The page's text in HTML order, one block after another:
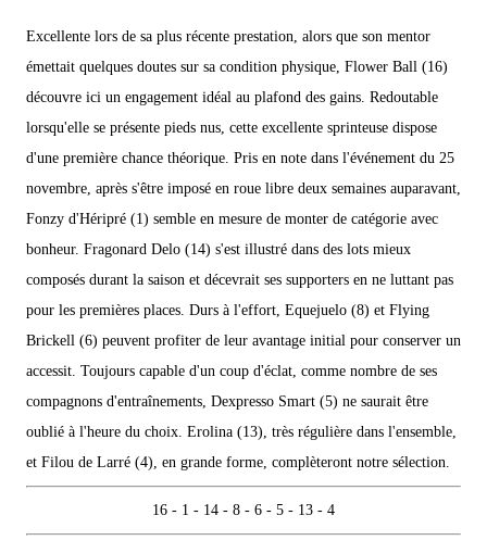
Excellente lors de sa plus récente prestation, alors que son mentor
émettait quelques doutes sur sa condition physique, Flower Ball (16)
découvre ici un engagement idéal au plafond des gains. Redoutable
lorsqu'elle se présente pieds nus, cette excellente sprinteuse dispose
d'une première chance théorique. Pris en note dans l'événement du 25
novembre, après s'être imposé en roue libre deux semaines auparavant,
Fonzy d'Héripré (1) semble en mesure de monter de catégorie avec
bonheur. Fragonard Delo (14) s'est illustré dans des lots mieux
composés durant la saison et décevrait ses supporters en ne luttant pas
pour les premières places. Durs à l'effort, Equejuelo (8) et Flying
Brickell (6) peuvent profiter de leur avantage initial pour conserver un
accessit. Toujours capable d'un coup d'éclat, comme nombre de ses
compagnons d'entraînements, Dexpresso Smart (5) ne saurait être
oublié à l'heure du choix. Erolina (13), très régulière dans l'ensemble,
et Filou de Larré (4), en grande forme, complèteront notre sélection.
16 - 1 - 14 - 8 - 6 - 5 - 13 - 4